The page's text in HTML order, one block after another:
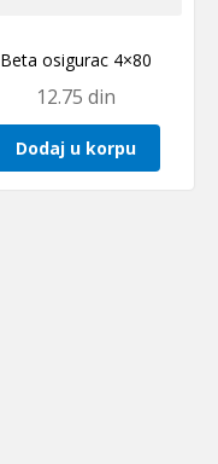
Beta osigurac 4×80
12.75din
Dodaj u korpu